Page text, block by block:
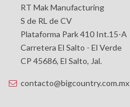
RT Mak Manufacturing
S de RL de CV
Plataforma Park 410 Int.15-A
Carretera El Salto - El Verde
CP 45686, El Salto, Jal.
contacto@bigcountry.com.mx